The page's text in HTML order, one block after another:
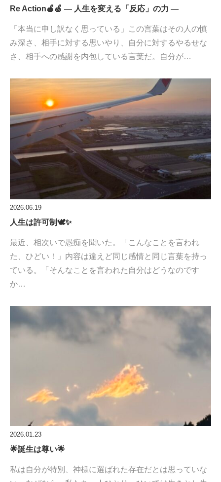
Re Action🍎🍏 ― 人生を変える「反応」の力 ―
「本当に申し訳なく思っている」この言葉はその人の慎
み深さ、相手に対する思いやり、自分に対するやるせな
さ、相手への感謝を内包している言葉だ。自分が…
2026.06.19
人生は許可制🕊️✨
最近、相次いで愚痴を聞いた。「こんなことを言われ
た、ひどい！」内容は違えど同じ感情と同じ言葉を持っ
ている。「そんなことを言われた自分はどうなのです
か…
2026.01.23
🌟誕生は尊い🌟
私は自分が特別、神様に選ばれた存在だとは思っていな